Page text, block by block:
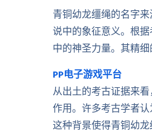
青铜幼龙缰绳的名字
说中的象征意义。根
中的神圣力量。其精
PP电子游戏平台
从出土的考古证据来
作用。许多考古学者
这种背景使得青铜幼